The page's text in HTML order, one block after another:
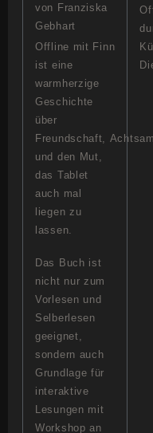
von Franziska
Gebhart
Offline mit Finn
ist eine
warmherzige
Geschichte
über
Freundschaft,
und den Mut,
das Tablet
auch mal
liegen zu
lassen.
Das Buch ist
nicht nur zum
Vorlesen und
Selberlesen
geeignet,
sondern auch
Grundlage für
interaktive
Lesungen mit
Workshop an